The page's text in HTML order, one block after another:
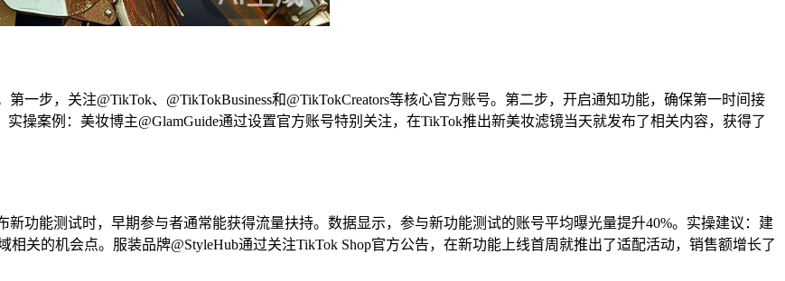
一步，关注@TikTok、@TikTokBusiness和@TikTokCreators等核心官方账号。第二步，开启通知功能，确保第一时间接
操案例：美妆博主@GlamGuide通过设置官方账号特别关注，在TikTok推出新美妆滤镜当天就发布了相关内容，获得了
功能测试时，早期参与者通常能获得流量扶持。数据显示，参与新功能测试的账号平均曝光量提升40%。实操建议：建
关的机会点。服装品牌@StyleHub通过关注TikTok Shop官方公告，在新功能上线首周就推出了适配活动，销售额增长了